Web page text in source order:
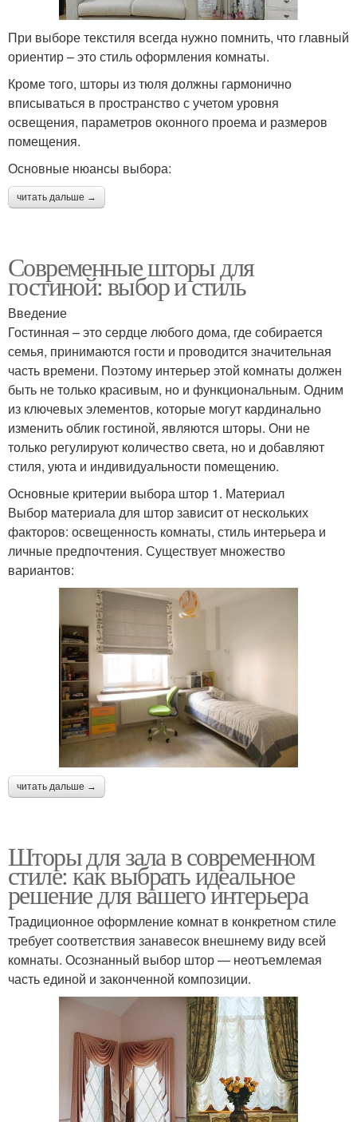
При выборе текстиля всегда нужно помнить, что главный
ориентир – это стиль оформления комнаты.
Кроме того, шторы из тюля должны гармонично
вписываться в пространство с учетом уровня
освещения, параметров оконного проема и размеров
помещения.
Основные нюансы выбора:
читать дальше →
Современные шторы для
гостиной: выбор и стиль
Введение
Гостинная – это сердце любого дома, где собирается
семья, принимаются гости и проводится значительная
часть времени. Поэтому интерьер этой комнаты должен
быть не только красивым, но и функциональным. Одним
из ключевых элементов, которые могут кардинально
изменить облик гостиной, являются шторы. Они не
только регулируют количество света, но и добавляют
стиля, уюта и индивидуальности помещению.
Основные критерии выбора штор 1. Материал
Выбор материала для штор зависит от нескольких
факторов: освещенность комнаты, стиль интерьера и
личные предпочтения. Существует множество
вариантов:
читать дальше →
Шторы для зала в современном
стиле: как выбрать идеальное
решение для вашего интерьера
Традиционное оформление комнат в конкретном стиле
требует соответствия занавесок внешнему виду всей
комнаты. Осознанный выбор штор — неотъемлемая
часть единой и законченной композиции.